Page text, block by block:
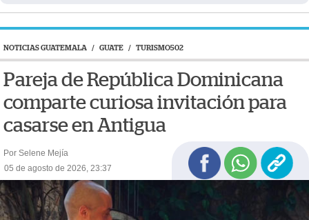
NOTICIAS GUATEMALA / GUATE / TURISMO502
Pareja de República Dominicana
comparte curiosa invitación para
casarse en Antigua
Por Selene Mejía
05 de agosto de 2026, 23:37